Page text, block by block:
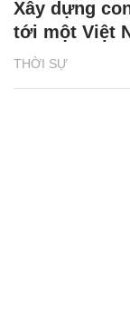
THỜI SỰ
Xây dựng
tới một Việt